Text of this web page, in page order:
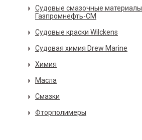
Судовые смазочные материалы
Газпромнефть-СМ
Судовые краски Wilckens
Судовая химия Drew Marine
Химия
Масла
Смазки
Фторполимеры